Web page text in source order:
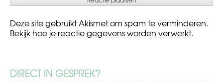
Deze site gebruikt Akismet om spam te verminderen.
Bekijk hoe je reactie gegevens worden verwerkt.
DIRECT IN GESPREK?